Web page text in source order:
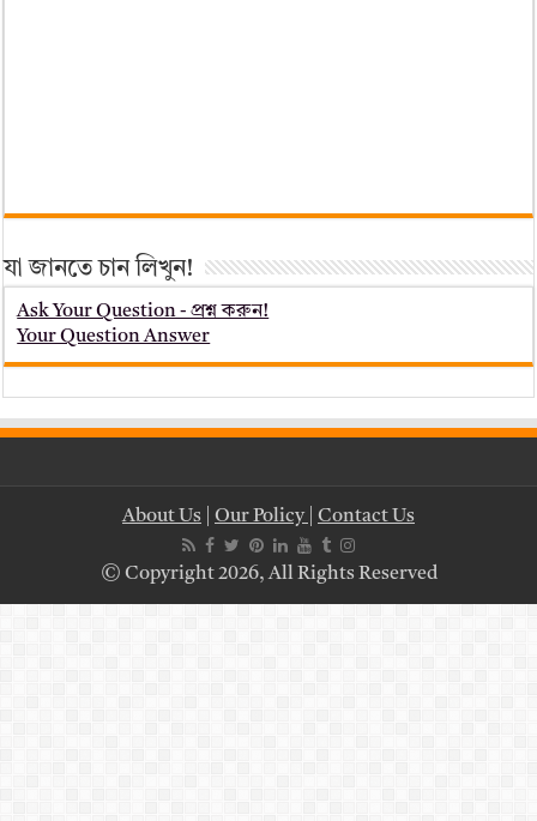
যা জানতে চান লিখুন!
Ask Your Question - প্রশ্ন করুন!
Your Question Answer
About Us Our Policy Contact Us
© Copyright 2026, All Rights Reserved